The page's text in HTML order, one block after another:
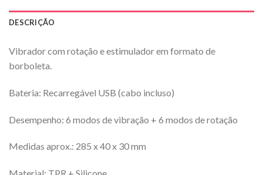
DESCRIÇÃO
Vibrador com rotação e estimulador em formato de
borboleta.
Bateria: Recarregável USB (cabo incluso)
Desempenho: 6 modos de vibração + 6 modos de rotação
Medidas aprox.: 285 x 40 x 30 mm